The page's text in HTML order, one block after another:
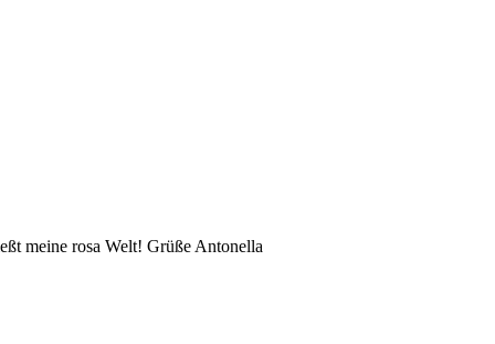
meine rosa Welt! Grüße Antonella